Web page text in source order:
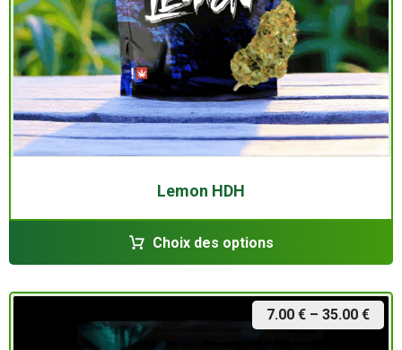
Lemon HDH
Choix des options
7.00 € – 35.00 €